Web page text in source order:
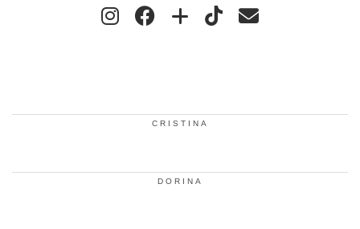
CRISTINA
DORINA